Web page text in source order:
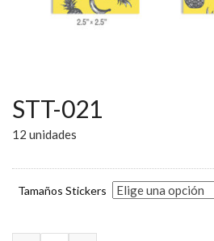
STT-021
12 unidades
Tamaños Stickers